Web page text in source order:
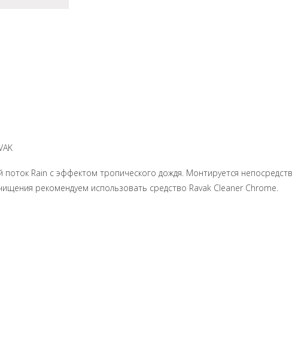
Rain с эффектом тропического дождя. Монтируется
рекомендуем использовать средство Ravak Cleaner Chrome.